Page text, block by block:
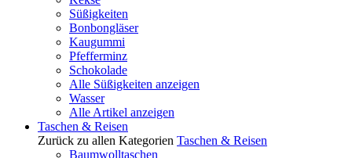
Süßigkeiten
Bonbongläser
Kaugummi
Pfefferminz
Schokolade
Alle Süßigkeiten anzeigen
Wasser
Alle Artikel anzeigen
Taschen & Reisen
Zurück zu allen Kategorien Taschen & Reisen
Baumwolltaschen